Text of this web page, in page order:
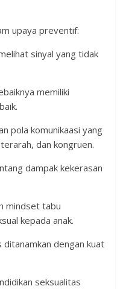
upaya preventif:
sinyal yang tidak
memiliki
pola komunikaasi yang
dan kongruen.
dampak kekerasan
mindset tabu
kepada anak.
ditanamkan dengan kuat
seksualitas